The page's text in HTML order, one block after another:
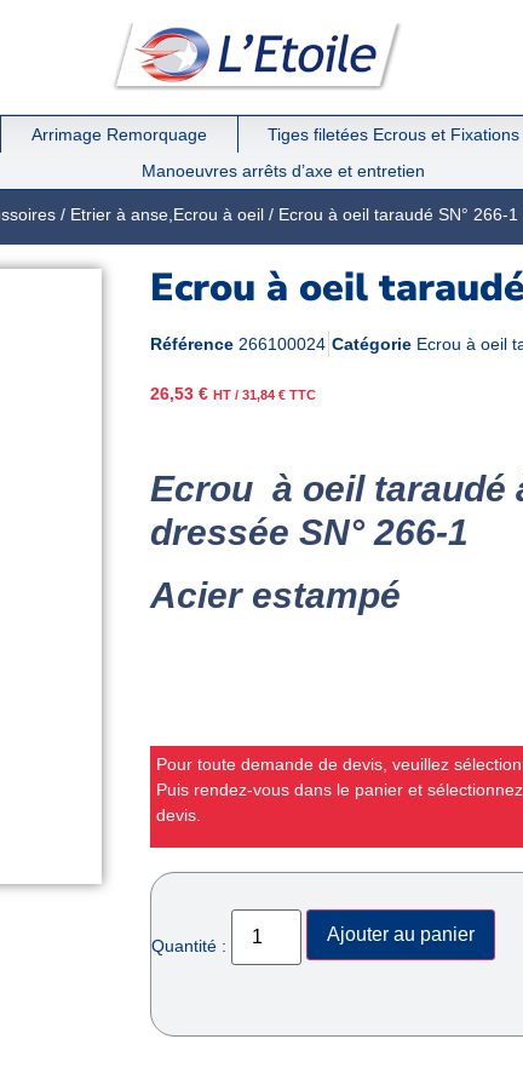
Arrimage Remorquage Tiges filetées Ecrous et Fixations
Manoeuvres arrêts d’axe et entretien
/ Etrier à anse,Ecrou à oeil/ Ecrou à oeil taraudé SN° 266-1
Ecrou à oeil
Référence 266100024 Catégorie Ecrou à oeil
26,53 € HT / 31,84 € TTC
Ecrou à oeil taraudé
dressée SN° 266-1
Acier estampé
Pour toute demande de devis, veuillez
Puis rendez-vous dans le panier et
devis.
Quantité :
Ajouter au panier